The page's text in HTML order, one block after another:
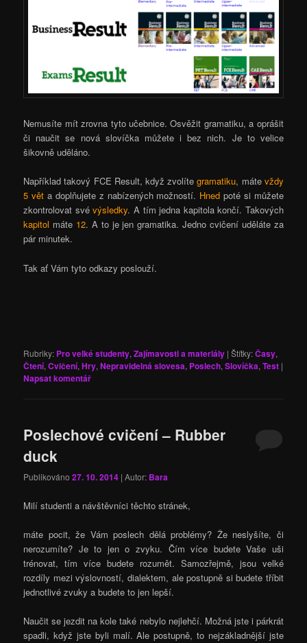
Nemusíte mít zrovna tyto učebnice. Osvěžit gramatiku, a oprášit
či naučit se nová slovíčka můžete i bez nich. Je to velice
šikovně uděláno.
Například takový FCE Result, když zvolítegramatiku, máte vždy
5 věta doplňujete z nabízených možností. Hned poté si můžete
zkontrolovat svévýsledky. A tím jedna kapitola končí. Takových
kapitol máte 12. A to je jen gramatika. Jedno cvičení uděláte za
pár minutek.
Tak ať Vám tyto odkazy poslouží.
Rubriky: Pro velké studenty,Zajímavosti a materiály |Štítky:Časy,
Čtení,Cvičení,Hry,Nepravidelná slovesa, Poslech,Slovíčka,Test |
Napsat komentář
Poslechové cvičení – Rubber
duck
Publikováno27. 10. 2014 | Autor: Bara
Milí studenti a návštěvníci těchto stránek,
máte pocit, že Vám poslech dělá problémy? Že neslyšíte, či
nerozumíte? Je to jen o zvyku. Čím více budete Vaše uši
trénovat, tím více budete rozumět. Samozřejmě, jsou velké
rozdíly mezi výslovností, dialektem, ale postupně si budete tříbit
jednotlivé zvuky a budete to jen lepší.
Naučit se jezdit na kole také nebylo nejlehčí. Možná jste i párkrát
spadli, když jste byli malí. Ale postupně, to nejzákladnější jste